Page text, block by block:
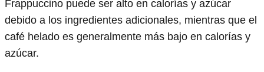
Frappuccino puede ser alto en calorías y azúcar
debido a los ingredientes adicionales, mientras que el
café helado es generalmente más bajo en calorías y
azúcar.